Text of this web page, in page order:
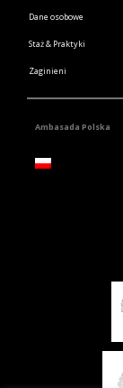
Dane osobowe
Staż & Praktyki
Zaginieni
Ambasada Polska